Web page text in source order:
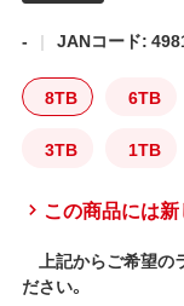
- JANコード:
8TB 6TB
3TB 1TB
この商品には
上記からご希望の
ださい。